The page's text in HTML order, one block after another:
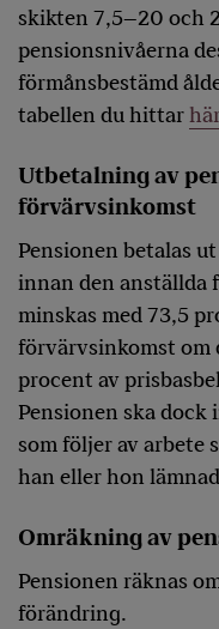
skikten 7,5–20 och
pensionsnivåerna
förmånsbestämd
tabellen du hittarhär
Utbetalning av
förvärvsinkomst
Pensionen betalas
innan den anställda
minskas med 73,5
förvärvsinkomst om
procent av
Pensionen ska dock
som följer av arbete
han eller hon
Omräkning av
Pensionen räknas
förändring.